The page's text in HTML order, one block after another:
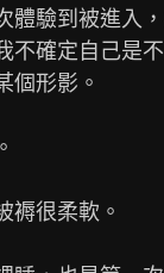
體驗到被進入
不確定自己是
個形影。
褥很柔軟。